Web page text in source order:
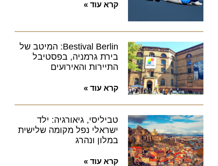
קרא עוד »
Bestival Berlin: המיטב של
בירת גרמניה, בפסטיבל
התיירות והאירועים
קרא עוד »
טביליסי, גיאורגיה: ילד
ישראלי נפל מקומה שלישית
במלון ונהרג
קרא עוד »